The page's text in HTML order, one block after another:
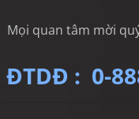
Mọi quan tâm mời
ĐTDĐ : 0-